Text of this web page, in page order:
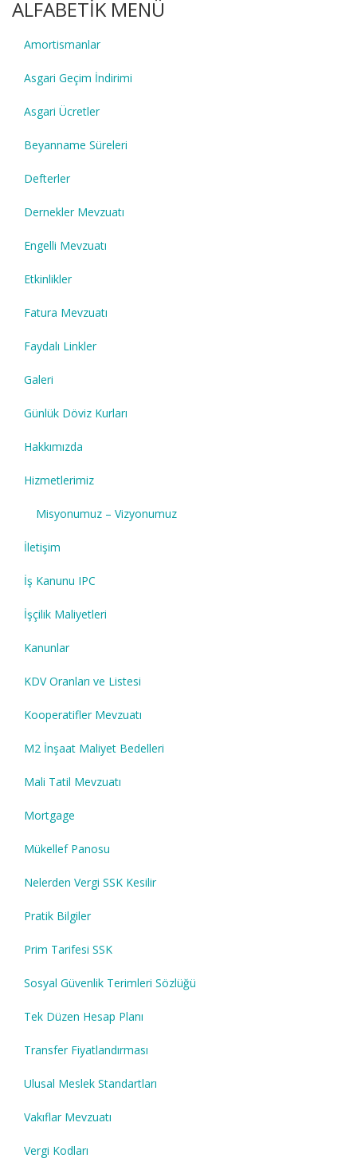
ALFABETİK MENÜ
Amortismanlar
Asgari Geçim İndirimi
Asgari Ücretler
Beyanname Süreleri
Defterler
Dernekler Mevzuatı
Engelli Mevzuatı
Etkinlikler
Fatura Mevzuatı
Faydalı Linkler
Galeri
Günlük Döviz Kurları
Hakkımızda
Hizmetlerimiz
Misyonumuz – Vizyonumuz
İletişim
İş Kanunu IPC
İşçilik Maliyetleri
Kanunlar
KDV Oranları ve Listesi
Kooperatifler Mevzuatı
M2 İnşaat Maliyet Bedelleri
Mali Tatil Mevzuatı
Mortgage
Mükellef Panosu
Nelerden Vergi SSK Kesilir
Pratik Bilgiler
Prim Tarifesi SSK
Sosyal Güvenlik Terimleri Sözlüğü
Tek Düzen Hesap Planı
Transfer Fiyatlandırması
Ulusal Meslek Standartları
Vakıflar Mevzuatı
Vergi Kodları